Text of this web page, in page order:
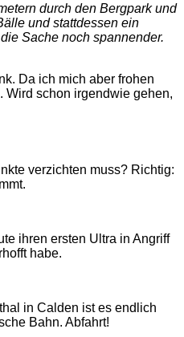
durch den Bergpark und
und stattdessen ein
Sache noch spannender.
Da ich mich aber frohen
Wird schon irgendwie gehen,
verzichten muss? Richtig:
ihren ersten Ultra in Angriff
habe.
in Calden ist es endlich
Bahn. Abfahrt!